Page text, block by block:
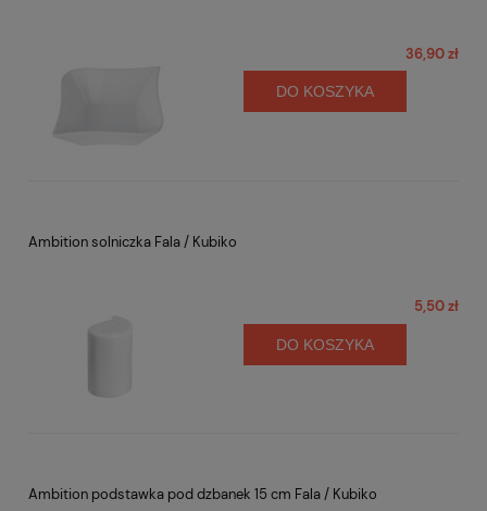
36,90 zł
DO KOSZYKA
Ambition solniczka Fala / Kubiko
5,50 zł
DO KOSZYKA
Ambition podstawka pod dzbanek 15 cm Fala / Kubiko